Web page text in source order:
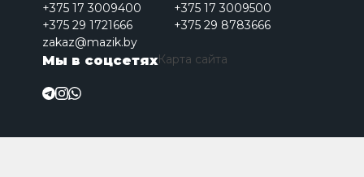
+375 17 3009400
+375 17 3009500
+375 29 1721666
+375 29 8783666
zakaz@mazik.by
Мы в соцсетяхКарта сайта